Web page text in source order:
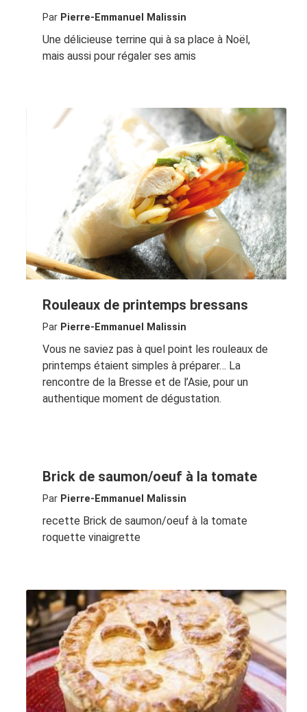
Par Pierre-Emmanuel Malissin
Une délicieuse terrine qui à sa place à Noël,
mais aussi pour régaler ses amis
Rouleaux de printemps bressans
Par Pierre-Emmanuel Malissin
Vous ne saviez pas à quel point les rouleaux de
printemps étaient simples à préparer… La
rencontre de la Bresse et de l’Asie, pour un
authentique moment de dégustation.
Brick de saumon/oeuf à la tomate
Par Pierre-Emmanuel Malissin
recette Brick de saumon/oeuf à la tomate
roquette vinaigrette